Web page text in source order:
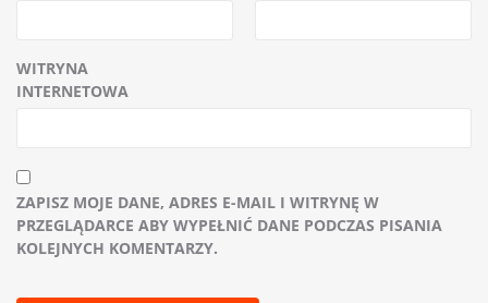
WITRYNA
INTERNETOWA
ZAPISZ MOJE DANE, ADRES E-MAIL I WITRYNĘ W
PRZEGLĄDARCE ABY WYPEŁNIĆ DANE PODCZAS PISANIA
KOLEJNYCH KOMENTARZY.